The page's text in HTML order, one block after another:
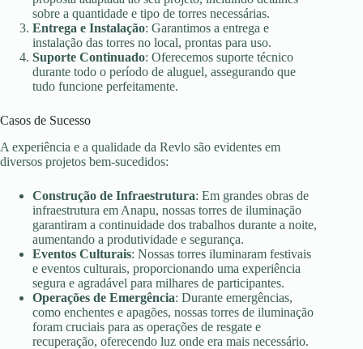
sobre a quantidade e tipo de torres necessárias.
Entrega e Instalação: Garantimos a entrega e
instalação das torres no local, prontas para uso.
Suporte Continuado: Oferecemos suporte técnico
durante todo o período de aluguel, assegurando que
tudo funcione perfeitamente.
Casos de Sucesso
A experiência e a qualidade da Revlo são evidentes em
diversos projetos bem-sucedidos:
Construção de Infraestrutura: Em grandes obras de
infraestrutura em Anapu, nossas torres de iluminação
garantiram a continuidade dos trabalhos durante a noite,
aumentando a produtividade e segurança.
Eventos Culturais: Nossas torres iluminaram festivais
e eventos culturais, proporcionando uma experiência
segura e agradável para milhares de participantes.
Operações de Emergência: Durante emergências,
como enchentes e apagões, nossas torres de iluminação
foram cruciais para as operações de resgate e
recuperação, oferecendo luz onde era mais necessário.